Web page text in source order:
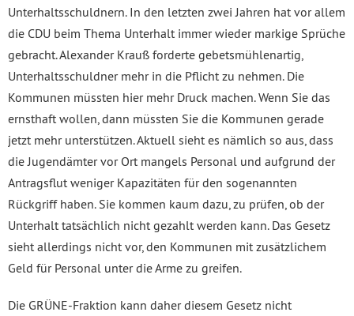
Unterhaltsschuldnern. In den letzten zwei Jahren hat vor allem
die CDU beim Thema Unterhalt immer wieder markige Sprüche
gebracht. Alexander Krauß forderte gebetsmühlenartig,
Unterhaltsschuldner mehr in die Pflicht zu nehmen. Die
Kommunen müssten hier mehr Druck machen. Wenn Sie das
ernsthaft wollen, dann müssten Sie die Kommunen gerade
jetzt mehr unterstützen. Aktuell sieht es nämlich so aus, dass
die Jugendämter vor Ort mangels Personal und aufgrund der
Antragsflut weniger Kapazitäten für den sogenannten
Rückgriff haben. Sie kommen kaum dazu, zu prüfen, ob der
Unterhalt tatsächlich nicht gezahlt werden kann. Das Gesetz
sieht allerdings nicht vor, den Kommunen mit zusätzlichem
Geld für Personal unter die Arme zu greifen.
Die GRÜNE-Fraktion kann daher diesem Gesetz nicht